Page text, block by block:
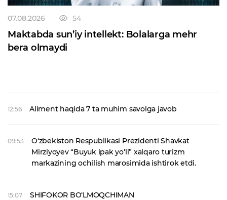
07.08.2026 54
Maktabda sun’iy intellekt: Bolalarga mehr
bera olmaydi
12:56 Aliment haqida 7 ta muhim savolga javob
09:53
O‘zbekiston Respublikasi Prezidenti Shavkat
Mirziyoyev “Buyuk ipak yo‘li” xalqaro turizm
markazining ochilish marosimida ishtirok etdi.
15:07 SHIFOKOR BO‘LMOQCHIMAN